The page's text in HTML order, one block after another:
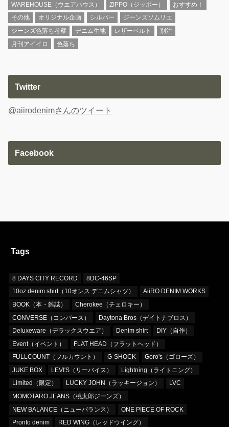
WAREHOUSE（ウエアハウス）
ZIPPO（ジッポー）
おすすめ！
その他
オリジナル企画 シルバー
ジーンズソムリエ
ジーンズ色落ち考察
デニム生地 レザーベルト
別注
月刊アイイロ
色落ち
Twitter
@aiirodenimさんのツイート
Facebook
Tags
8 DAYS CITY RECORD
8DC-46SP
10oz denim shirt（10オンス デニムシャツ）
AiiRO DENIM WORKS
BOOK（本・雑誌）
Cherokee（チェロキー）
CONVERSE（コンバース）
Daytona Bros（デイトナブロス）
Deluxeware（デラックスウエア）
Denim shirt
DIY（自作）
Event（イベント）
FLAT HEAD（フラットヘッド）
FULLCOUNT（フルカウント）
G-SHOCK
Goro's（ゴローズ）
JUKE BOX
LEVI'S（リーバイス）
Lightning（ライトニング）
Limited（限定）
LUCKY JOHN（ラッキージョン）
LVC
MOMOTARO JEANS（桃太郎ジーンズ）
NEW BALANCE（ニューバランス）
ONE PIECE OF ROCK
Pronto denim
RED WING（レッドウイング）